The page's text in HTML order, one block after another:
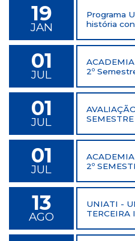
19
JAN
Programa
história
01
JUL
2º
01
JUL
SEMESTRE
01
JUL
2º
13
AGO
UNIATI -